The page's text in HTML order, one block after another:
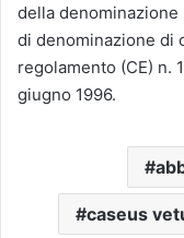
della denominazione
di denominazione di
regolamento (CE) n.
giugno 1996.
caseus